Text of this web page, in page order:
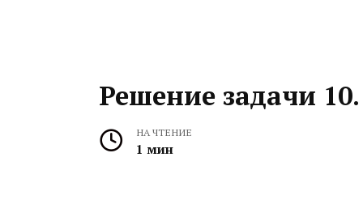
Решение задачи
НА ЧТЕНИЕ
1 мин